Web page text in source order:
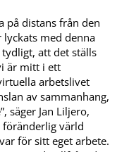
på distans från den
lyckats med denna
att det ställs
är mitt i ett
arbetslivet
av sammanhang,
säger Jan Liljero,
föränderlig värld
för sitt eget arbete.